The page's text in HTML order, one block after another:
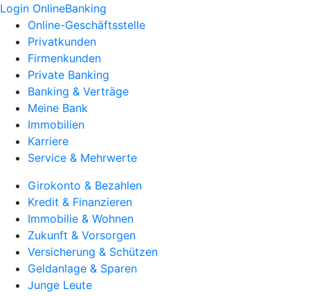
Login OnlineBanking
Online-Geschäftsstelle
Privatkunden
Firmenkunden
Private Banking
Banking & Verträge
Meine Bank
Immobilien
Karriere
Service & Mehrwerte
Girokonto & Bezahlen
Kredit & Finanzieren
Immobilie & Wohnen
Zukunft & Vorsorgen
Versicherung & Schützen
Geldanlage & Sparen
Junge Leute